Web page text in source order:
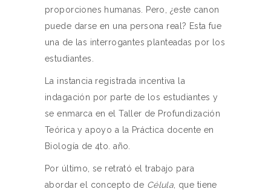
proporciones humanas. Pero, ¿este canon
puede darse en una persona real? Esta fue
una de las interrogantes planteadas por los
estudiantes.
La instancia registrada incentiva la
indagación por parte de los estudiantes y
se enmarca en el Taller de Profundización
Teórica y apoyo a la Práctica docente en
Biología de 4to. año.
Por último, se retrató el trabajo para
abordar el concepto de Célula , que tiene